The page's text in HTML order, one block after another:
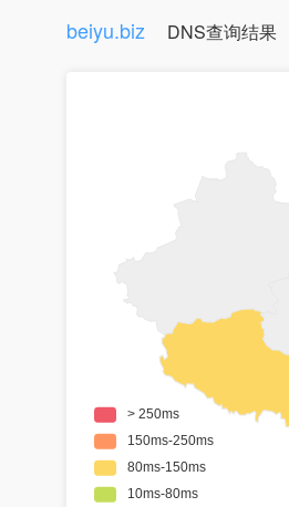
beiyu.biz DNS查询结果